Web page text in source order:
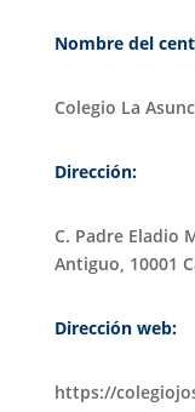
Nombre del
Colegio La
Dirección:
C. Padre Eladio
Antiguo, 10001
Dirección web:
https://